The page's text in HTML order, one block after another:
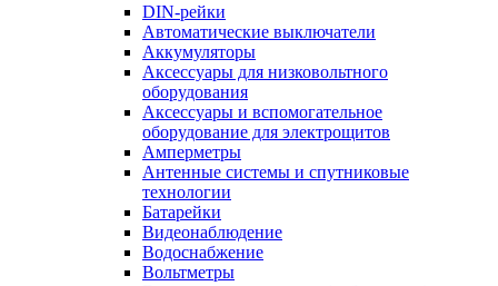
DIN-рейки
Автоматические выключатели
Аккумуляторы
Аксессуары для низковольтного
оборудования
Аксессуары и вспомогательное
оборудование для электрощитов
Амперметры
Антенные системы и спутниковые
технологии
Батарейки
Видеонаблюдение
Водоснабжение
Вольтметры